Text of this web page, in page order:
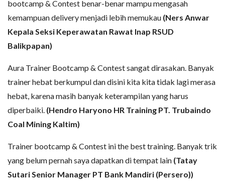
bootcamp & Contest benar-benar mampu mengasah
kemampuan delivery menjadi lebih memukau (Ners Anwar
Kepala Seksi Keperawatan Rawat Inap RSUD
Balikpapan)
Aura Trainer Bootcamp & Contest sangat dirasakan. Banyak
trainer hebat berkumpul dan disini kita kita tidak lagi merasa
hebat, karena masih banyak keterampilan yang harus
diperbaiki. (Hendro Haryono HR Training PT. Trubaindo
Coal Mining Kaltim)
Trainer bootcamp & Contest ini the best training. Banyak trik
yang belum pernah saya dapatkan di tempat lain (Tatay
Sutari Senior Manager PT Bank Mandiri (Persero))